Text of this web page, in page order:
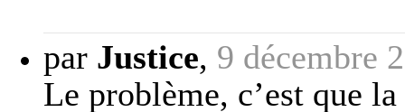
par Justice, 9 décembre
Le problème, c’est que